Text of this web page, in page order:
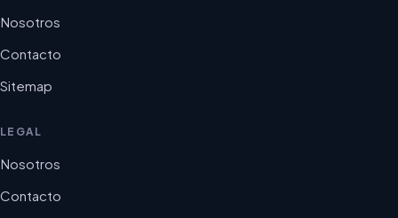
Nosotros
Contacto
Sitemap
LEGAL
Nosotros
Contacto